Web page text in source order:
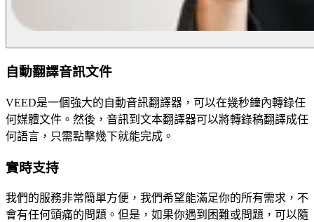
自動翻譯音訊文件
VEED是一個強大的自動音訊翻譯器，可以在幾秒鐘內轉錄任
何媒體文件。然後，音訊到文本翻譯器可以將轉錄稿翻譯成任
何語言，只需點擊幾下就能完成。
實時支持
我們的服務非常簡單方便，我們希望能滿足你的所有需求，不
會有任何頭痛的問題。但是，如果你遇到困難或問題，可以隨